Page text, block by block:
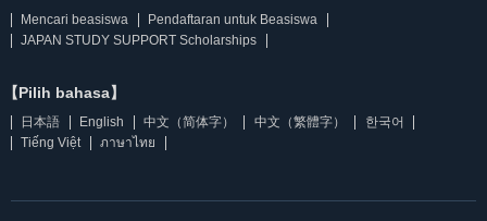
Mencari beasiswa
Pendaftaran untuk Beasiswa
JAPAN STUDY SUPPORT Scholarships
【Pilih bahasa】
日本語 English 中文（简体字） 中文（繁體字）
한국어
Tiếng Việt
ภาษาไทย